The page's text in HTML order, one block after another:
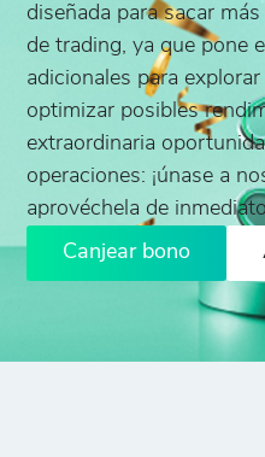
diseñada para sacar
de trading, ya que pone
adicionales para
optimizar posibles
extraordinaria
operaciones: ¡únase a
aprovéchela de
Canjear bono